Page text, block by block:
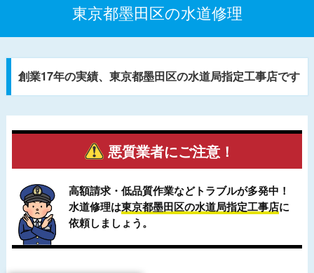
東京都墨田区の水道修理
創業17年の実績、東京都墨田区の水道局指定工事店です
悪質業者にご注意！
高額請求・低品質作業などトラブルが多発中！
水道修理は東京都墨田区の水道局指定工事店に
依頼しましょう。